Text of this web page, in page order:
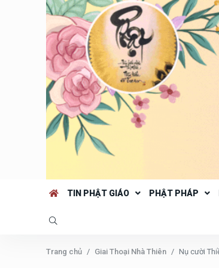
TIN PHẬT GIÁO PHẬT PHÁP
Trang chủ Giai Thoại Nhà Thiên Nụ cười